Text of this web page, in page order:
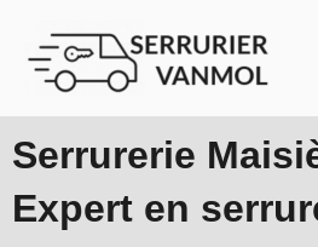
contenu
Serrurerie
Expert en